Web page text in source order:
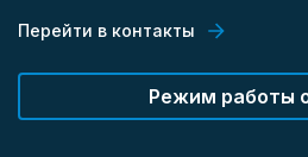
Перейти в контакты
Режим работы